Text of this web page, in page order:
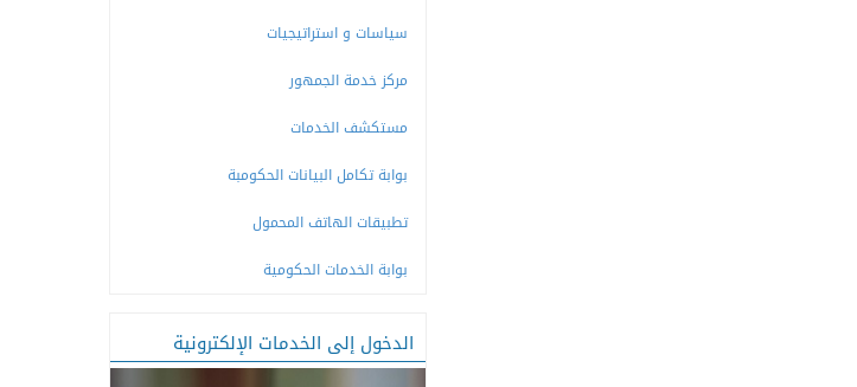
سياسات و استراتيجيات
مركز خدمة الجمهور
مستكشف الخدمات
بوابة تكامل البيانات الحكومبة
تطبيقات الهاتف المحمول
بوابة الخدمات الحكومية
الدخول إلى الخدمات الإلكترونية